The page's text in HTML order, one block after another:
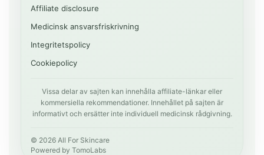
Affiliate disclosure
Medicinsk ansvarsfriskrivning
Integritetspolicy
Cookiepolicy
Vissa delar av sajten kan innehålla affiliate-länkar eller
kommersiella rekommendationer. Innehållet på sajten är
informativt och ersätter inte individuell medicinsk rådgivning.
© 2026 All For Skincare
Powered by TomoLabs